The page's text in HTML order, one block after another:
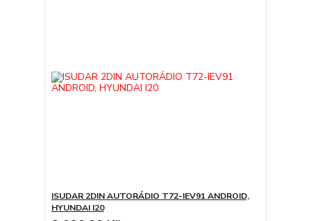
ISUDAR 2DIN AUTORÁDIO T72-IEV91 ANDROID,
HYUNDAI I20